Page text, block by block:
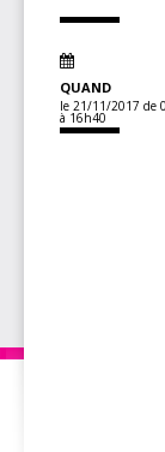
QUAND
le 21/11/2017 de
à 16h40